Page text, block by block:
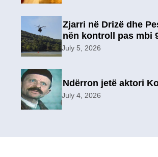
Zjarri në Drizë dhe
nën kontroll pas mbi
operacion, u evakuuan
July 5, 2026
Ndërron jetë aktori
July 4, 2026